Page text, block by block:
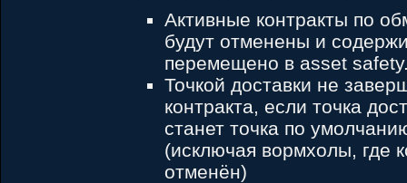
Активные контракты по
будут отменены и
перемещено в asset
Точкой доставки не
контракта, если точка
станет точка по
(исключая вормхолы, где
отменён)